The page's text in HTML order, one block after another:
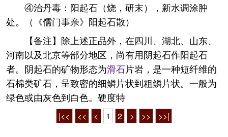
④治丹毒：阳起石（烧，研末），新水调涂肿
处。（《儒门事亲》阳起石散）
【备注】除上述正品外，在四川、湖北、山东、
河南以及北京等部分地区，尚有用阴起石作阳起石
者。阴起石的矿物形态为滑石片岩，是一种短纤维的
石棉类矿石，呈致密的细鳞片状到粗鳞片状。一般为
绿色或由灰色到白色。硬度特
|<< << < 1 2 > >> >>|